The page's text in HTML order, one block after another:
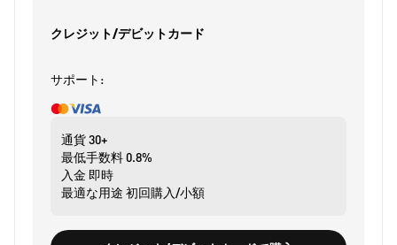
クレジット/デビットカード
サポート:
通貨30+
最低手数料0.8%
入金 即時
最適な用途 初回購入/小額